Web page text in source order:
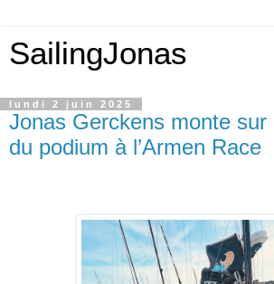
SailingJonas
lundi 2 juin 2025
Jonas Gerckens monte sur
du podium à l’Armen Race